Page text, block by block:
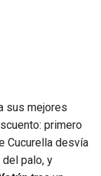
sus mejores
primero
Cucurella desvía
del palo, y